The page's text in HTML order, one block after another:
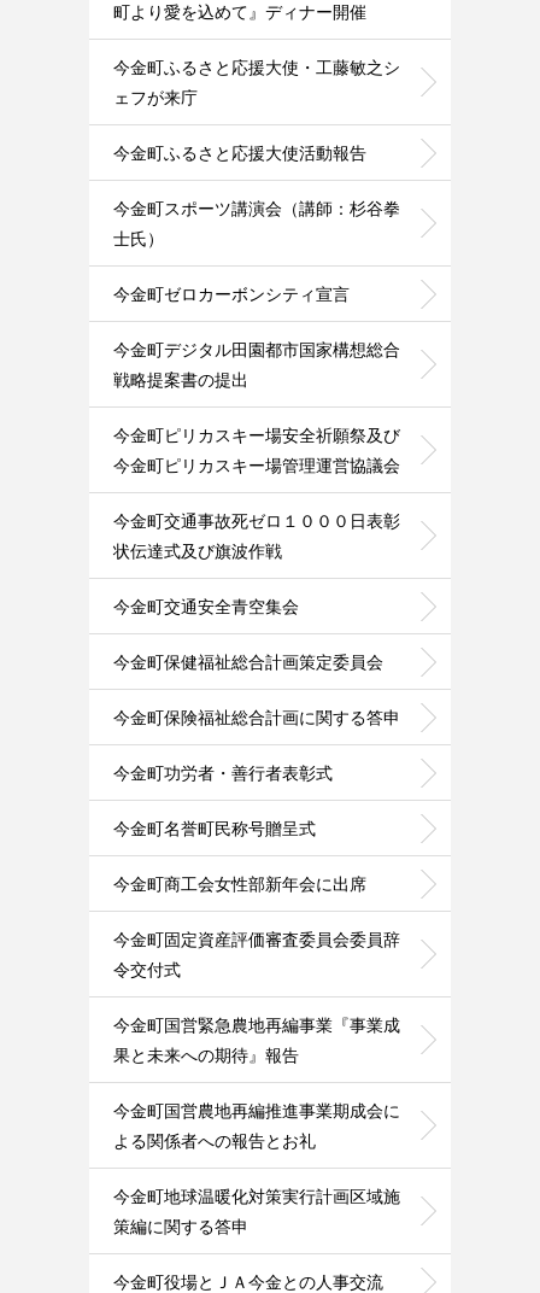
町より愛を込めて』ディナー開催
今金町ふるさと応援大使・工藤敏之シ
ェフが来庁
今金町ふるさと応援大使活動報告
今金町スポーツ講演会（講師：杉谷拳
士氏）
今金町ゼロカーボンシティ宣言
今金町デジタル田園都市国家構想総合
戦略提案書の提出
今金町ピリカスキー場安全祈願祭及び
今金町ピリカスキー場管理運営協議会
今金町交通事故死ゼロ１０００日表彰
状伝達式及び旗波作戦
今金町交通安全青空集会
今金町保健福祉総合計画策定委員会
今金町保険福祉総合計画に関する答申
今金町功労者・善行者表彰式
今金町名誉町民称号贈呈式
今金町商工会女性部新年会に出席
今金町固定資産評価審査委員会委員辞
令交付式
今金町国営緊急農地再編事業『事業成
果と未来への期待』報告
今金町国営農地再編推進事業期成会に
よる関係者への報告とお礼
今金町地球温暖化対策実行計画区域施
策編に関する答申
今金町役場とＪＡ今金との人事交流